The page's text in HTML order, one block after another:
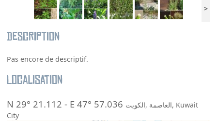
>
Description
Pas encore de descriptif.
Localisation
N 29° 21.112 - E 47° 57.036 , العاصمة, Kuwait
City